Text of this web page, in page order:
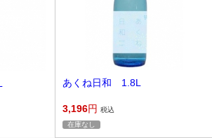
あくね日和 1.8L
3,196円 税込
在庫なし